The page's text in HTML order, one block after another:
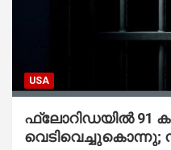
USA
ഫ്ലോറിഡയിൽ 91
വെടിവെച്ചുകൊന്നു;